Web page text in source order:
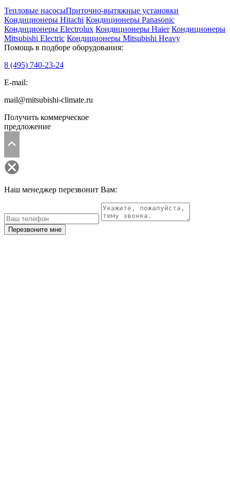
Тепловые насосыПриточно-вытяжные установки
Кондиционеры Hitachi Кондиционеры Panasonic
Кондиционеры Electrolux Кондиционеры Haier Кондиционеры
Mitsubishi Electric Кондиционеры Mitsubishi Heavy
Помощь в подборе оборудования:
8 (495) 740-23-24
E-mail:
mail@mitsubishi-climate.ru
Получить коммерческое
предложение
Наш менеджер перезвонит Вам:
Перезвоните мне